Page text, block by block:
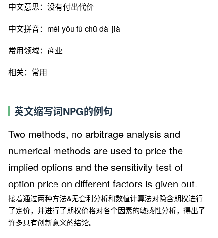
中文意思：没有付出代价
中文拼音：méi yǒu fù chū dài jià
常用领域：商业
相关：常用
英文缩写词NPG的例句
Two methods, no arbitrage analysis and
numerical methods are used to price the
implied options and the sensitivity test of
option price on different factors is given out.
接着通过两种方法&无套利分析和数值计算法对隐含期权进行
了定价，并进行了期权价格对各个因素的敏感性分析，得出了
许多具有创新意义的结论。